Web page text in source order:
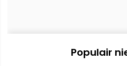
Populair